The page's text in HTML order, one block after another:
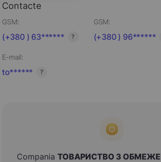
Contacte
GSM:
(+380 ) 63****** ?
GSM:
(+380 ) 96******
E-mail:
to****** ?
Compania ТОВАРИСТВО З